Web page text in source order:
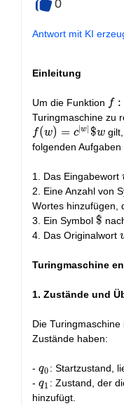
0
Antwort mit KI
Einleitung
Um die Funktion f: \
{a,
\$,
f :
Turingmaschine zu
f(w) = c∣w $w
folgenden Aufgaben
1. Das Eingabewort
2. Eine Anzahl von
Wortes hinzufügen,
3. Ein Symbol \$
$
4. Das Originalwort
Turingmaschine
1. Zustände und
Die
Zustände haben:
- q_0
q0 : Startzustand,
- q_1
q1 : Zustand, der
hinzufügt.